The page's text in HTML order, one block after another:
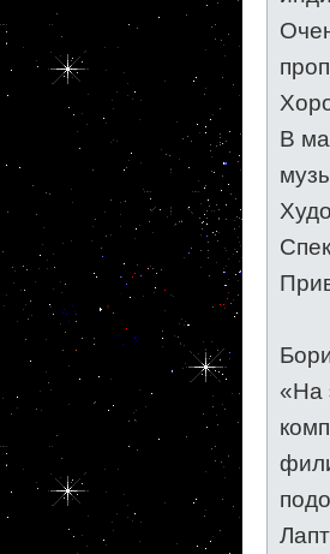
В
«На